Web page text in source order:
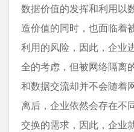
数据价值的发挥和利用以
造价值的同时，也面临着
利用的风险，因此，企业
全的考虑，但被网络隔离
和数据交流却并不会随着
离后，企业依然会存在不
交换的需求，因此，企业